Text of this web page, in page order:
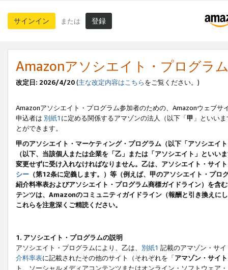
サインイン または 登録
Amazonアソシエイト・プログラ
改定日: 2026/4/20(主な改定内容はこちらをご覧ください。)
Amazonアソシエイト・プログラム参加者のための、Amazonウェブサ
申込者は 別紙1 に定める関係するアマゾンの法人（以下「甲 」といい
とができます。
甲のアソシエイト・マーケティング・プログラム（以下「アソシエイ
（以下、当該個人または企業を「乙」または「アソシエイト」とい
変更せずに受け入れなければなりません。乙は、アソシエイト・サイ
シー （第12条に定義します。）等（例えば、甲のアソシエイト・プ
紹介料率表およびアソシエイト・プログラム商標ガイドライン）を
テンツは、Amazonのコミュニティガイドライン（報酬と引き換えに
これらを注意深くご精読ください。
1. アソシエイト・プログラムの説明
アソシエイト・プログラムにより、乙は、 別紙1 記載のアマゾン・サ
介料率表に記載されたその他のサイト（それぞれを「アマゾン・サイト
ト、ソーシャルメディアコンテンツまたはオンライン・ソフトウェア